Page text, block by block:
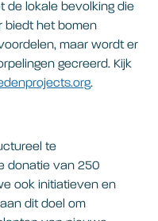
de lokale bevolking die
biedt het bomen
maar wordt er
gecreerd. Kijk
.
te
donatie van 250
ook initiatieven en
dit doel om